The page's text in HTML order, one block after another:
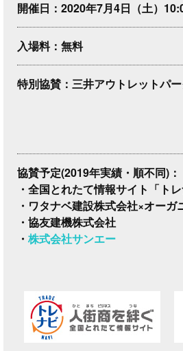
開催日：2020年7月4日（土）
入場料：無料
特別協賛：三井アウトレットパ
協賛予定(2019年実績・順不同)：
・全国とれたて情報サイト「トレ
・ワタナベ建設株式会社×オーガ
・協友建機株式会社
・ 株式会社サンエー